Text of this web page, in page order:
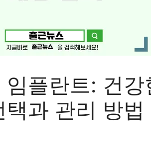
플란트: 건강
과 관리 방법